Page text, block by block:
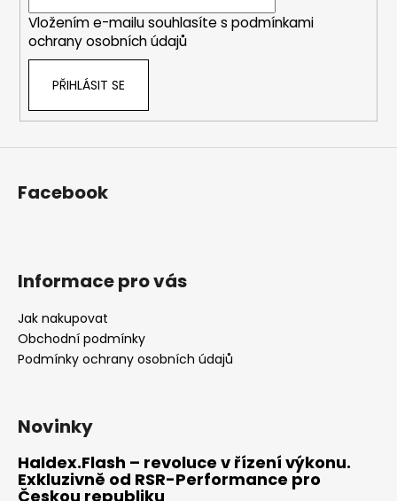
Vložením e-mailu souhlasíte s podmínkami
ochrany osobních údajů
PŘIHLÁSIT SE
Facebook
Informace pro vás
Jak nakupovat
Obchodní podmínky
Podmínky ochrany osobních údajů
Novinky
Haldex.Flash – revoluce v řízení výkonu.
Exkluzivně od RSR-Performance pro
Českou republiku